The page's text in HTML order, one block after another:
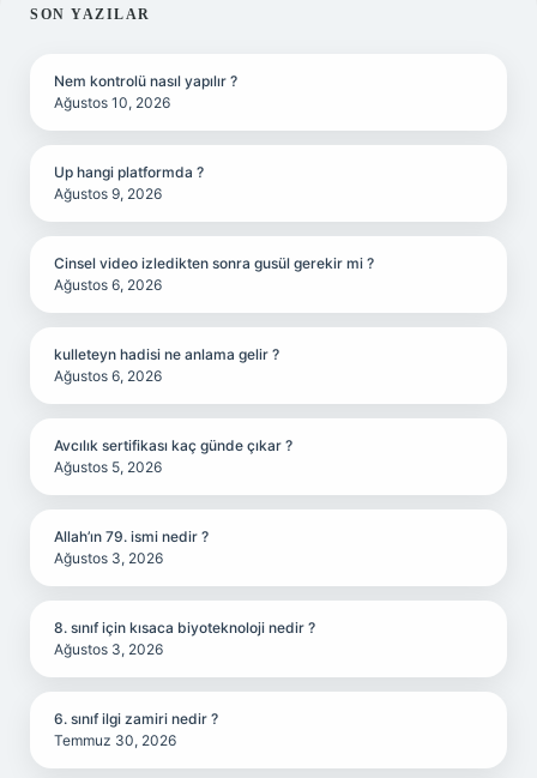
SIDEBAR
SON YAZILAR
Nem kontrolü nasıl yapılır ?
Ağustos 10, 2026
Up hangi platformda ?
Ağustos 9, 2026
Cinsel video izledikten sonra gusül gerekir mi ?
Ağustos 6, 2026
kulleteyn hadisi ne anlama gelir ?
Ağustos 6, 2026
Avcılık sertifikası kaç günde çıkar ?
Ağustos 5, 2026
Allah’ın 79. ismi nedir ?
Ağustos 3, 2026
8. sınıf için kısaca biyoteknoloji nedir ?
Ağustos 3, 2026
6. sınıf ilgi zamiri nedir ?
Temmuz 30, 2026